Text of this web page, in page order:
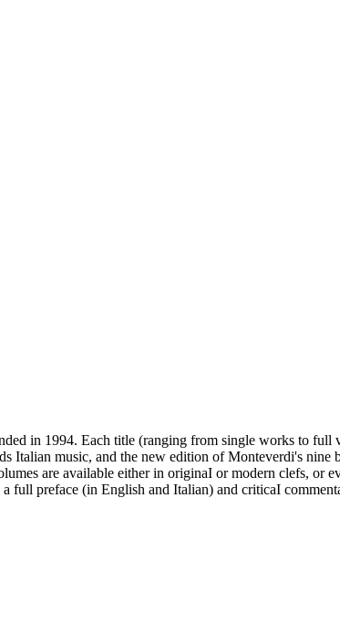
in 1994. Each title (ranging from single works to full
music, and the new edition of Monteverdi's nine
are available either in originaI or modern clefs, or
full preface (in English and Italian) and criticaI